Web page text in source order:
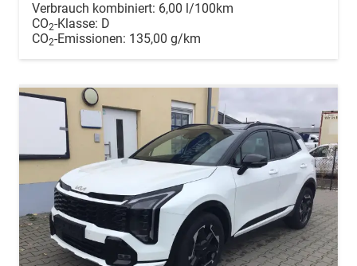
Verbrauch kombiniert: 6,00 l/100km
CO2-Klasse: D
CO2-Emissionen: 135,00 g/km